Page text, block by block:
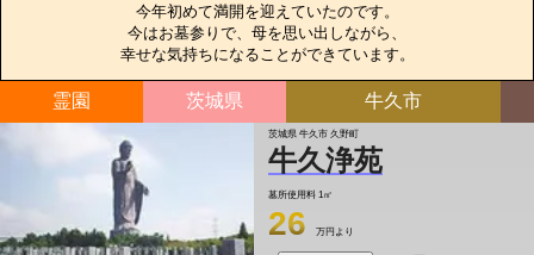
今年初めて満開を迎えていたのです。
今はお墓参りで、母を思い出しながら、
幸せな気持ちになることができています。
霊園 茨城県 牛久市
茨城県 牛久市 久野町
牛久浄苑
墓所使用料 1㎡
26 万円より